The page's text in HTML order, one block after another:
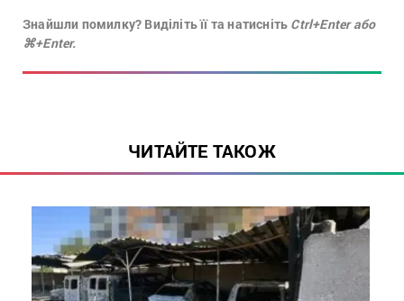
Знайшли помилку? Виділіть її та натисніть Ctrl+Enter або
⌘+Enter.
ЧИТАЙТЕ ТАКОЖ